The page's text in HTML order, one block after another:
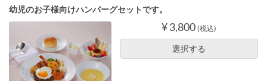
幼児のお子様向けハンバーグセットです。
¥ 3,800 (税込)
選択する